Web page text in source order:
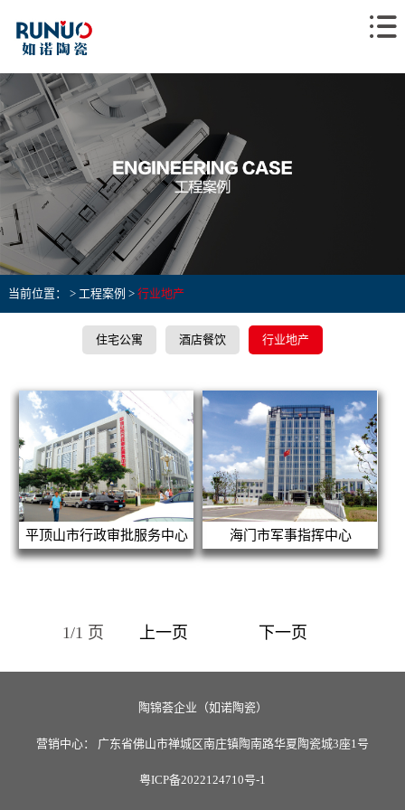
当前位置： > 工程案例 > 行业地产
住宅公寓 酒店餐饮 行业地产
平顶山市行政审批服务中心 海门市军事指挥中心
1/1 页 上一页 下一页
陶锦荟企业（如诺陶瓷）
营销中心： 广东省佛山市禅城区南庄镇陶南路华夏陶瓷城3座1号
粤ICP备2022124710号-1